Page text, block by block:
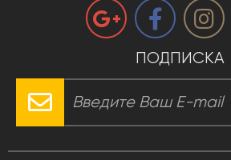
ПОДПИСКА